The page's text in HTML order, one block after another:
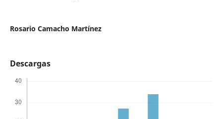
Rosario Camacho Martínez
Descargas